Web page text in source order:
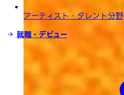
アーティスト・タレント分野
就職・デビュー